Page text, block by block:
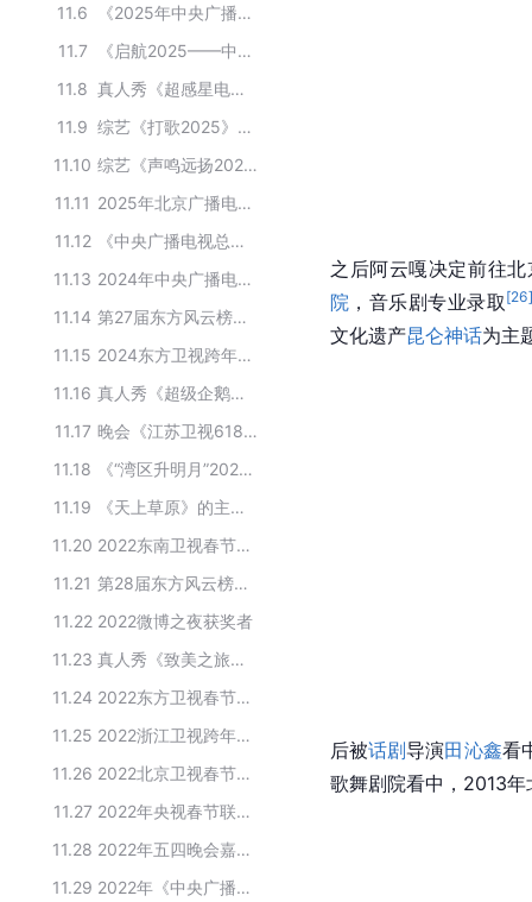
11.6
《2025年中央广播电视总台中秋晚会》节目单
11.7
《启航2025——中央广播电视总台跨年盛典》嘉宾阵容
11.8
真人秀《超感星电音》嘉宾
11.9
综艺《打歌2025》参演嘉宾
11.10
综艺《声鸣远扬2025》的主要嘉宾
11.11
2025年北京广播电视台春节联欢晚会参与嘉宾
11.12
《中央广播电视总台2024网络春晚》嘉宾阵容
11.13
2024年中央广播电视总台中秋晚会表演嘉宾名单
11.14
第27届东方风云榜单项获奖者
11.15
2024东方卫视跨年晚会参演嘉宾
11.16
真人秀《超级企鹅联盟super3:星斗场》嘉宾
11.17
晚会《江苏卫视618超级晚》的主要嘉宾
11.18
《“湾区升明月”2023大湾区电影音乐晚会》出演明星嘉宾
11.19
《天上草原》的主要演员
11.20
2022东南卫视春节联欢晚会嘉宾名单
11.21
第28届东方风云榜单项类获奖者
11.22 2022微博之夜获奖者
11.23
真人秀《致美之旅》主要演员
11.24
2022东方卫视春节晚会嘉宾名单
11.25
2022浙江卫视跨年晚会表演嘉宾
11.26
2022北京卫视春节联欢晚会表演嘉宾名单
11.27
2022年央视春节联欢晚会嘉宾名单
11.28
2022年五四晚会嘉宾名单
11.29
2022年《中央广播电视总台中秋晚会》主要演员
之后阿云嘎决定前往
院 ，音乐剧专业录取 [26]
文化遗产昆仑神话为主
后被话剧导演田沁鑫看
歌舞剧院看中，2013